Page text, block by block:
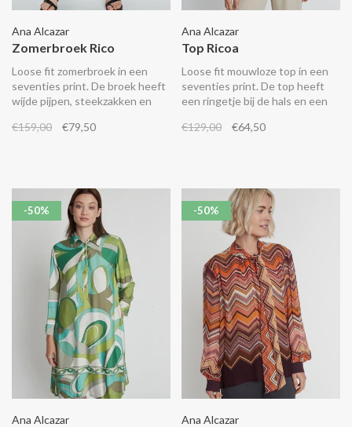
Ana Alcazar
Zomerbroek Rico
Loose fit zomerbroek in een
seventies print. De broek heeft
wijde pijpen, steekzakken en
met de bijpassende Ricoa top.
€159,00 €79,50
Ana Alcazar
Top Ricoa
Loose fit mouwloze top in een
seventies print. De top heeft
een ringetje bij de hals en een
met de bijpassende Rico
€129,00 €64,50
-50%
Ana Alcazar
-50%
Ana Alcazar